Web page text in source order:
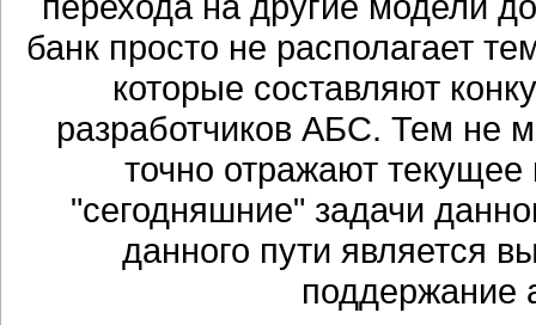
банк просто не располагает
которые составляют
разработчиков АБС. Тем не
точно отражают
"сегодняшние" задачи
данного пути является
поддержание